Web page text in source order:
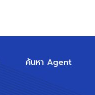
ค้นหา Agent